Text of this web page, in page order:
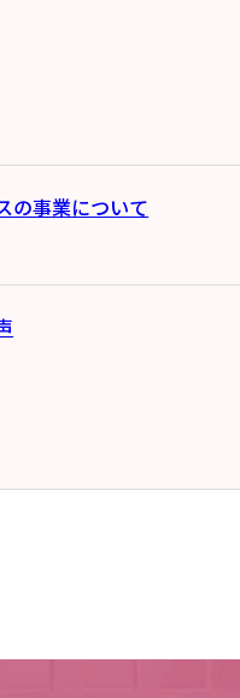
の事業について